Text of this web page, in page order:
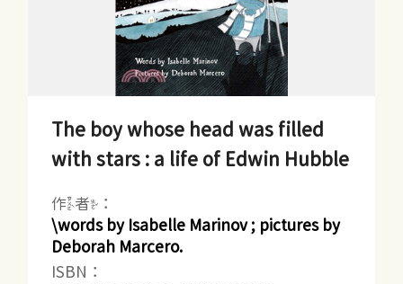
The boy whose head was filled
with stars : a life of Edwin Hubble
作者：
\words by Isabelle Marinov ; pictures by
Deborah Marcero.
ISBN：